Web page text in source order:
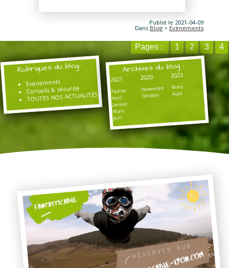
Publié le 2021-04-09
Dans Blog > Evénements
Pages : 1 2 3 4
Rubriques du blog :
Evénements
Conseils & sécurité
TOUTES NOS ACTUALITÉS
Archives du blog :
2021
Février
Avril
Janvier
Mars
Juin
2020
Novembre
Octobre
2023
Mars
Août